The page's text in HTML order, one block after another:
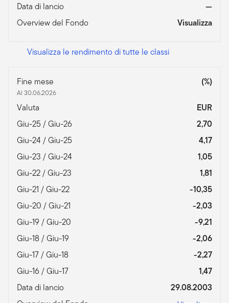
Data di lancio
—
Overview del Fondo
Visualizza
Visualizza le rendimento di tutte le classi
Fine mese
Al 30.06.2026
(%)
Valuta
EUR
Giu-25 / Giu-26
2,70
Giu-24 / Giu-25
4,17
Giu-23 / Giu-24
1,05
Giu-22 / Giu-23
1,81
Giu-21 / Giu-22
-10,35
Giu-20 / Giu-21
-2,03
Giu-19 / Giu-20
-9,21
Giu-18 / Giu-19
-2,06
Giu-17 / Giu-18
-2,27
Giu-16 / Giu-17
1,47
Data di lancio
29.08.2003